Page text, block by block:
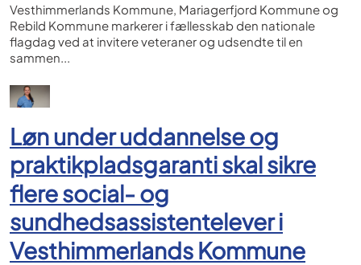
Vesthimmerlands Kommune, Mariagerfjord Kommune og
Rebild Kommune markerer i fællesskab den nationale
flagdag ved at invitere veteraner og udsendte til en
sammen...
Løn under uddannelse og
praktikpladsgaranti skal sikre
flere social- og
sundhedsassistentelever i
Vesthimmerlands Kommune